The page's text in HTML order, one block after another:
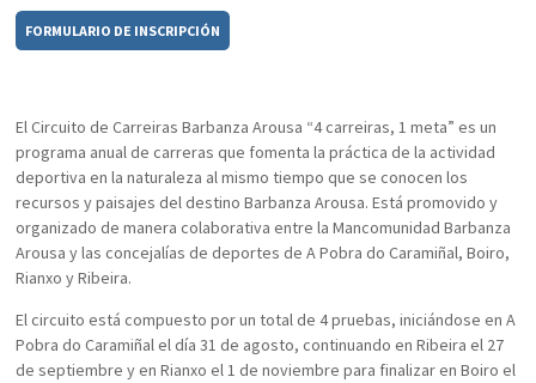
FORMULARIO DE INSCRIPCIÓN
El Circuito de Carreiras Barbanza Arousa “4 carreiras, 1 meta” es un
programa anual de carreras que fomenta la práctica de la actividad
deportiva en la naturaleza al mismo tiempo que se conocen los
recursos y paisajes del destino Barbanza Arousa. Está promovido y
organizado de manera colaborativa entre la Mancomunidad Barbanza
Arousa y las concejalías de deportes de A Pobra do Caramiñal, Boiro,
Rianxo y Ribeira.
El circuito está compuesto por un total de 4 pruebas, iniciándose en A
Pobra do Caramiñal el día 31 de agosto, continuando en Ribeira el 27
de septiembre y en Rianxo el 1 de noviembre para finalizar en Boiro el